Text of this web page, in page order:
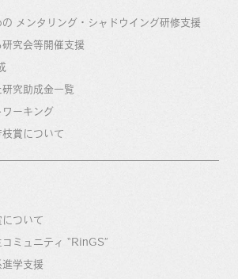
メンタリング・シャドウイング研修支援
究会等開催支援
究助成金一覧
ワーキング
賞について
ついて
ミュニティ “RinGS”
進学支援